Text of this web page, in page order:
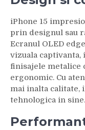
iPhone 15
prin designul sau
Ecranul OLED
vizuala
finisajele metalice
ergonomic. Cu
mai inalta calitate,
tehnologica in sine.